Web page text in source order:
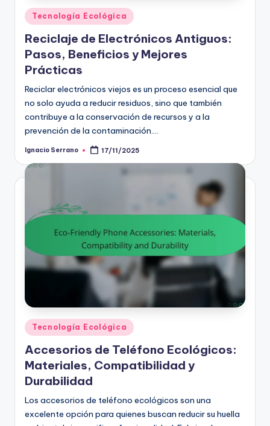
Posted
in
Tecnología Ecológica
Reciclaje de Electrónicos Antiguos:
Pasos, Beneficios y Mejores
Prácticas
Reciclar electrónicos viejos es un proceso esencial que
no solo ayuda a reducir residuos, sino que también
contribuye a la conservación de recursos y a la
prevención de la contaminación.…
Posted
Ignacio Serrano 17/11/2025
Posted
in
Tecnología Ecológica
Accesorios de Teléfono Ecológicos:
Materiales, Compatibilidad y
Durabilidad
Los accesorios de teléfono ecológicos son una
excelente opción para quienes buscan reducir su huella